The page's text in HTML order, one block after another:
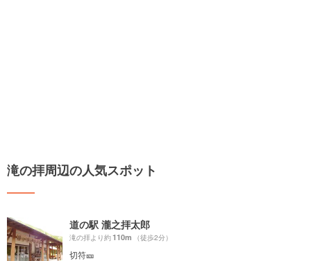
滝の拝周辺の人気スポット
道の駅 瀧之拝太郎
滝の拝より約110m （徒歩2分）
切符🎫